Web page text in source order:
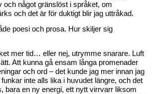
och något gränslöst i språket, om
och det är för duktigt blir jag uttråkad.
poesi och prosa. Hur skiljer sig
mer tid… eller nej, utrymme snarare. Luft
Att kunna gå ensam långa promenader
och ord – det kunde jag mer innan jag
inte alls lika i huvudet längre, och det
bara en ny energi, ett nytt virrvarr liksom